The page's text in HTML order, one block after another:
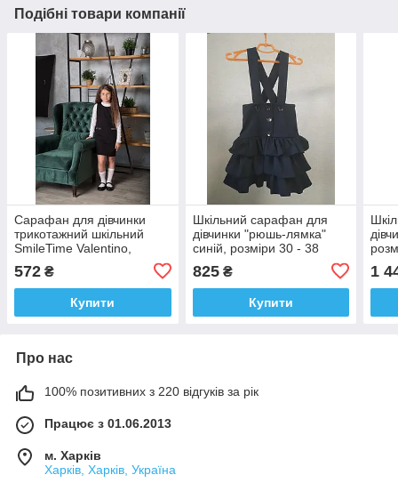
Подібні товари компанії
Сарафан для дівчинки
трикотажний шкільний
SmileTime Valentino,
572 ₴
Купити
Шкільний сарафан для
дівчинки "рюшь-лямка"
синій, розміри 30 - 38
825₴
Купити
1
Про нас
100% позитивних з 220 відгуків за рік
Працює з 01.06.2013
м. Харків
Харків, Харків, Україна